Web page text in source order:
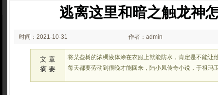
逃离这里和暗之触龙神
时间：2021-10-31
02:10
作者：admin
文 章
摘 要
将某些树的浓稠液体涂在衣服上就能防水，肯定是不能让
每天都要劳动到很晚才能回来，陆小凤传奇小说，于祖玛